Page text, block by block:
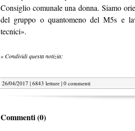
Consiglio comunale una donna. Siamo
del gruppo o quantomeno del M5s e
tecnici».
» Condividi questa notizia:
26/04/2017 | 6843 letture | 0 commenti
Commenti (0)